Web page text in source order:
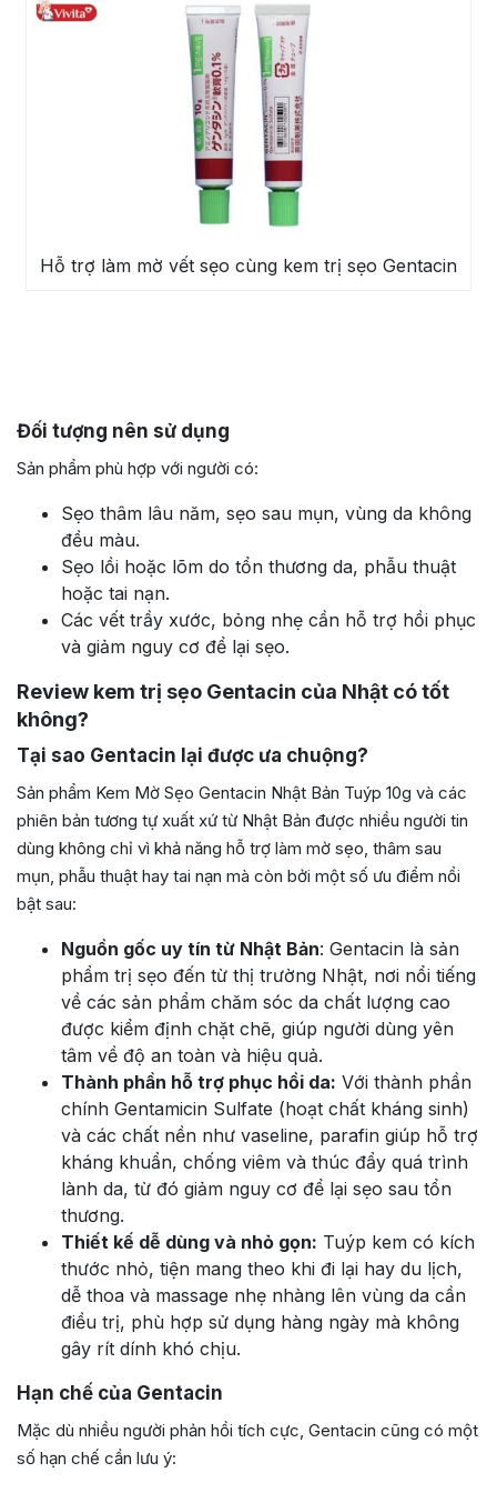
Hỗ trợ làm mờ vết sẹo cùng kem trị sẹo Gentacin
Đối tượng nên sử dụng
Sản phẩm phù hợp với người có:
Sẹo thâm lâu năm, sẹo sau mụn, vùng da không
đều màu.
Sẹo lồi hoặc lõm do tổn thương da, phẫu thuật
hoặc tai nạn.
Các vết trầy xước, bỏng nhẹ cần hỗ trợ hồi phục
và giảm nguy cơ để lại sẹo.
Review kem trị sẹo Gentacin của Nhật có tốt
không?
Tại sao Gentacin lại được ưa chuộng?
Sản phẩm Kem Mờ Sẹo Gentacin Nhật Bản Tuýp 10g và các
phiên bản tương tự xuất xứ từ Nhật Bản được nhiều người tin
dùng không chỉ vì khả năng hỗ trợ làm mờ sẹo, thâm sau
mụn, phẫu thuật hay tai nạn mà còn bởi một số ưu điểm nổi
bật sau:
Nguồn gốc uy tín từ Nhật Bản: Gentacin là sản
phẩm trị sẹo đến từ thị trường Nhật, nơi nổi tiếng
về các sản phẩm chăm sóc da chất lượng cao
được kiểm định chặt chẽ, giúp người dùng yên
tâm về độ an toàn và hiệu quả.
Thành phần hỗ trợ phục hồi da: Với thành phần
chính Gentamicin Sulfate (hoạt chất kháng sinh)
và các chất nền như vaseline, parafin giúp hỗ trợ
kháng khuẩn, chống viêm và thúc đẩy quá trình
lành da, từ đó giảm nguy cơ để lại sẹo sau tổn
thương.
Thiết kế dễ dùng và nhỏ gọn: Tuýp kem có kích
thước nhỏ, tiện mang theo khi đi lại hay du lịch,
dễ thoa và massage nhẹ nhàng lên vùng da cần
điều trị, phù hợp sử dụng hàng ngày mà không
gây rít dính khó chịu.
Hạn chế của Gentacin
Mặc dù nhiều người phản hồi tích cực, Gentacin cũng có một
số hạn chế cần lưu ý: